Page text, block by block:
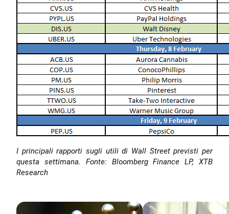
I principali rapporti sugli utili di Wall Street previsti per
questa settimana. Fonte: Bloomberg Finance LP, XTB
Research